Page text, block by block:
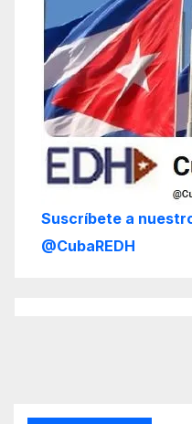
Suscríbete a
@CubaREDH